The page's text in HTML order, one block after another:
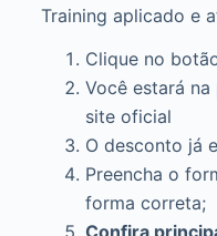
Training aplicado e
Clique no
Você estará
site oficial
O desconto já
Preencha o
forma correta;
Confira